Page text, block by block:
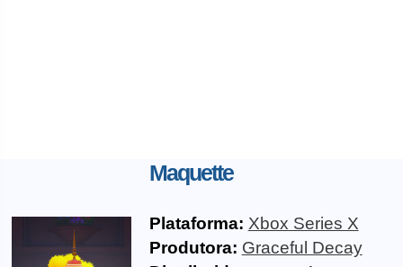
Maquette
Plataforma: Xbox Series X
Produtora: Graceful Decay